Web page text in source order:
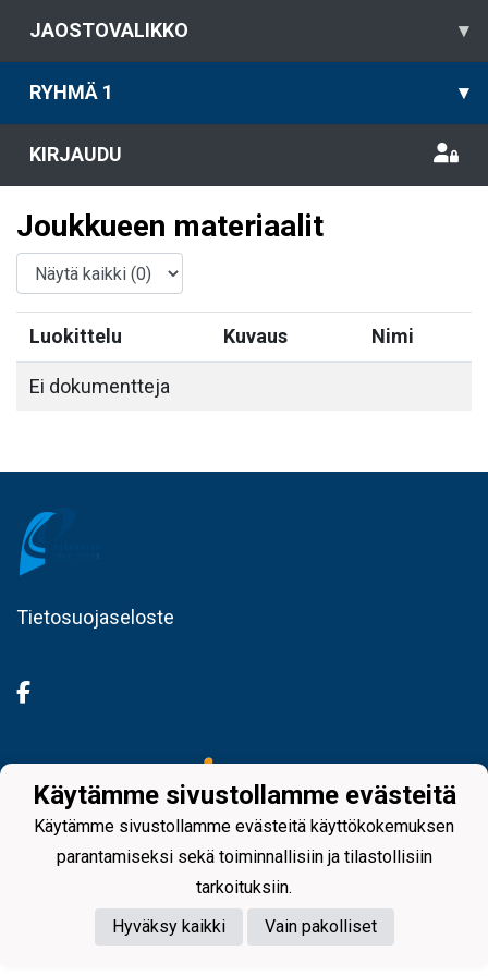
JAOSTOVALIKKO ▾
RYHMÄ 1 ▾
KIRJAUDU
Joukkueen materiaalit
Luokittelu Kuvaus Nimi
Ei dokumentteja
Tietosuojaseloste
Käytämme sivustollamme evästeitä
Käytämme sivustollamme evästeitä käyttökokemuksen
parantamiseksi sekä toiminnallisiin ja tilastollisiin
tarkoituksiin.
Hyväksy kaikki
Vain pakolliset